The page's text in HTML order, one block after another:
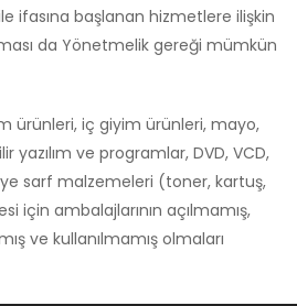
ifasına başlanan hizmetlere ilişkin
da Yönetmelik gereği mümkün
ürünleri, iç giyim ürünleri, mayo,
yazılım ve programlar, DVD, VCD,
sarf malzemeleri (toner, kartuş,
için ambalajlarının açılmamış,
ve kullanılmamış olmaları